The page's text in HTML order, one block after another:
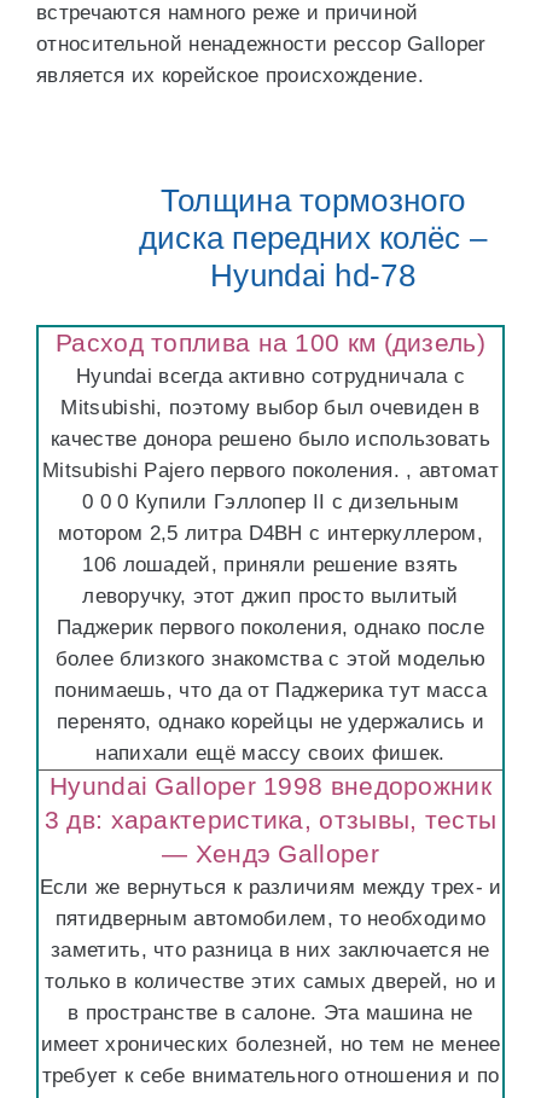
встречаются намного реже и причиной
относительной ненадежности рессор Galloper
является их корейское происхождение.
Толщина тормозного
диска передних колёс –
Hyundai hd-78
Расход топлива на 100 км (дизель)
Hyundai всегда активно сотрудничала с
Mitsubishi, поэтому выбор был очевиден в
качестве донора решено было использовать
Mitsubishi Pajero первого поколения. , автомат
0 0 0 Купили Гэллопер II с дизельным
мотором 2,5 литра D4BH с интеркуллером,
106 лошадей, приняли решение взять
леворучку, этот джип просто вылитый
Паджерик первого поколения, однако после
более близкого знакомства с этой моделью
понимаешь, что да от Паджерика тут масса
перенято, однако корейцы не удержались и
напихали ещё массу своих фишек.
Hyundai Galloper 1998 внедорожник
3 дв: характеристика, отзывы, тесты
— Хендэ Galloper
Если же вернуться к различиям между трех- и
пятидверным автомобилем, то необходимо
заметить, что разница в них заключается не
только в количестве этих самых дверей, но и
в пространстве в салоне. Эта машина не
имеет хронических болезней, но тем не менее
требует к себе внимательного отношения и по